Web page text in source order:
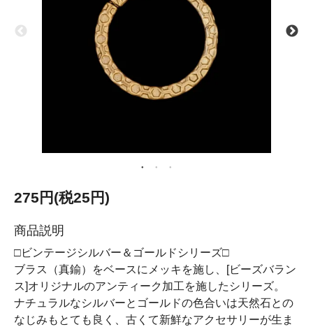
275円(税25円)
商品説明
□ビンテージシルバー＆ゴールドシリーズ□
ブラス（真鍮）をベースにメッキを施し、[ビーズバラン
ス]オリジナルのアンティーク加工を施したシリーズ。
ナチュラルなシルバーとゴールドの色合いは天然石との
なじみもとても良く、古くて新鮮なアクセサリーが生ま